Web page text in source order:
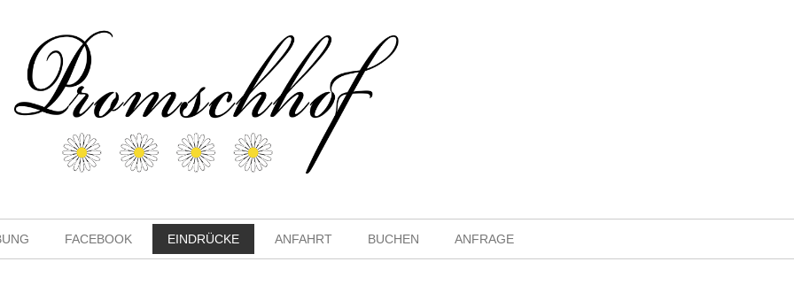
FACEBOOK EINDRÜCKE ANFAHRT BUCHEN ANFRAGE